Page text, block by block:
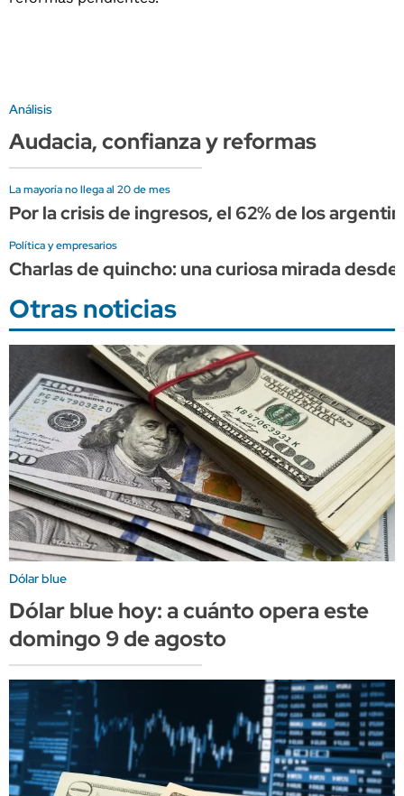
Análisis
Audacia, confianza y reformas
La mayoría no llega al 20 de mes
Por la crisis de ingresos, el 62% de los
Política y empresarios
Charlas de quincho: una curiosa mirada
Otras noticias
Dólar blue
Dólar blue hoy: a cuánto opera este
domingo 9 de agosto